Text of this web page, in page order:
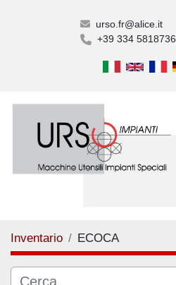
urso.fr@alice.it
+39 334 5818736
Inventario ECOCA